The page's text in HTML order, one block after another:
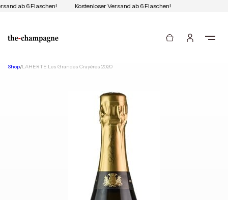
ab 6 Flaschen! Kostenloser Versand ab 6 Flaschen!
Shop/LAHERTE Les Grandes Crayères 2020